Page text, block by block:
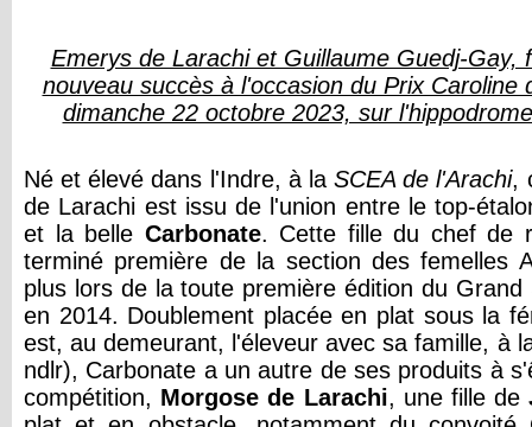
Emerys de Larachi et Guillaume Guedj-Gay,
nouveau succès à l'occasion du Prix Caroline
dimanche 22 octobre 2023, sur
Né et élevé dans l'Indre, à laSCEA de l'Arachi,
de Larachi est issu de l'union entre le top-
et la belle Carbonate. Cette fille du chef de
terminé première de la section des femelles
plus lors de la toute première édition du Grand
en 2014. Doublement placée en plat sous la
est, au demeurant, l'éleveur avec sa famille, à
ndlr), Carbonate a un autre de ses produits à
compétition, Morgose de Larachi, une fille de